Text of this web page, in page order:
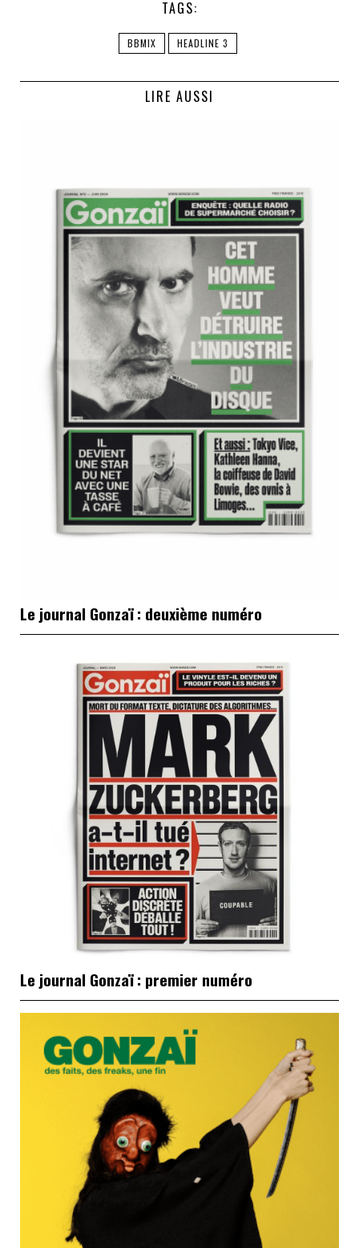
TAGS:
BBMIX HEADLINE 3
LIRE AUSSI
Le journal Gonzaï : deuxième numéro
Le journal Gonzaï : premier numéro